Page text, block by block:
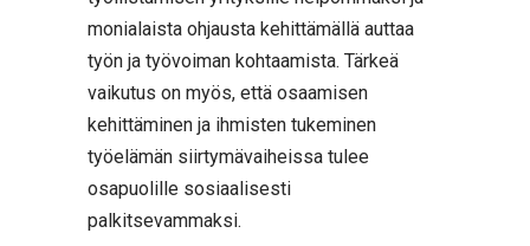
monialaista ohjausta kehittämällä auttaa
työn ja työvoiman kohtaamista. Tärkeä
vaikutus on myös, että osaamisen
kehittäminen ja ihmisten tukeminen
työelämän siirtymävaiheissa tulee
osapuolille sosiaalisesti
palkitsevammaksi.